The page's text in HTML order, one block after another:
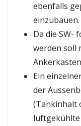
ebenfalls
einzubauen.
Da die SW-
werden soll
Ein
der
(Tankinhalt
luftgekühlte